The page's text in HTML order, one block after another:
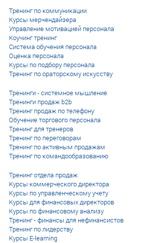
Тренинг по коммуникации
Курсы мерчендайзера
Управление мотивацией персонала
Коучинг тренинг
Система обучения персонала
Оценка персонала
Курсы по подбору персонала
Тренинг по ораторскому искусству
Тренинги - системное мышление
Тренинги продаж b2b
Тренинг продаж по телефону
Обучение торгового персонала
Тренинг для тренеров
Тренинг по переговорам
Тренинг по активным продажам
Тренинг по командообразованию
Тренинг отдела продаж
Курсы коммерческого директора
Курсы по управленческому учету
Курсы для финансовых директоров
Курсы по финансовому анализу
Тренинг - финансы для нефинансистов
Тренинг по лидерству
Курсы E-learning